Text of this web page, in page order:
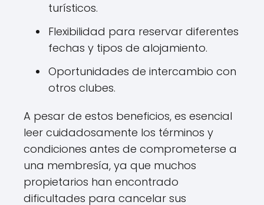
turísticos.
Flexibilidad para reservar diferentes
fechas y tipos de alojamiento.
Oportunidades de intercambio con
otros clubes.
A pesar de estos beneficios, es esencial
leer cuidadosamente los términos y
condiciones antes de comprometerse a
una membresía, ya que muchos
propietarios han encontrado
dificultades para cancelar sus